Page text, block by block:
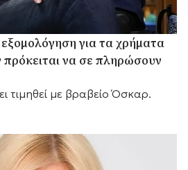
για τα χρήματα
πρόκειται να σε πληρώσουν
τιμηθεί με βραβείο Όσκαρ.